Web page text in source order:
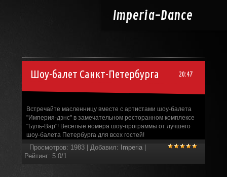
Imperia-Dance
20:47
Шоу-балет Санкт-Петербурга
Встречайте масленницу вместе с артистами шоу-балета
"Империя-дэнс" в замечательном ресторанном комплексе
"Буль-Вар"! Веселые номера шоу-программы от лучшего
шоу-балета Петербурга для всех гостей!
Просмотров: 1983| Добавил: Imperia
Рейтинг: 5.0/1